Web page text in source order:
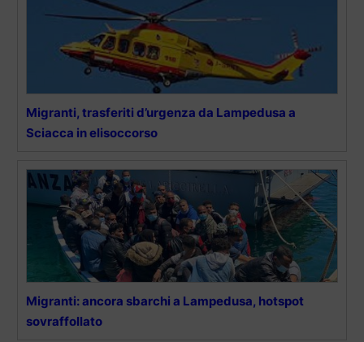
Migranti, trasferiti d’urgenza da Lampedusa a
Sciacca in elisoccorso
Migranti: ancora sbarchi a Lampedusa, hotspot
sovraffollato